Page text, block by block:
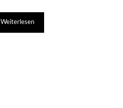
Weiterlesen